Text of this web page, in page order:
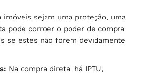
imóveis sejam uma proteção, uma
pode corroer o poder de compra
se estes não forem devidamente
Na compra direta, há IPTU,